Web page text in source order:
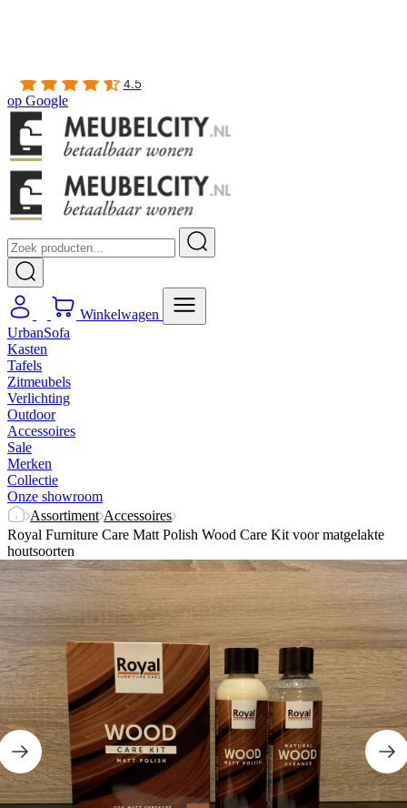
4.5
op Google
Winkelwagen
UrbanSofa
Kasten
Tafels
Zitmeubels
Verlichting
Outdoor
Accessoires
Sale
Merken
Collectie
Onze showroom
Assortiment Accessoires
Royal Furniture Care Matt Polish Wood Care Kit voor matgelakte
houtsoorten